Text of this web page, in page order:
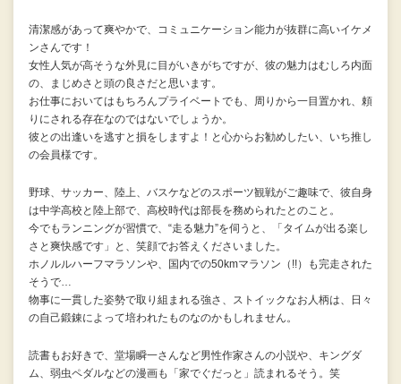
清潔感があって爽やかで、コミュニケーション能力が抜群に高いイケメ
ンさんです！
女性人気が高そうな外見に目がいきがちですが、彼の魅力はむしろ内面
の、まじめさと頭の良さだと思います。
お仕事においてはもちろんプライベートでも、周りから一目置かれ、頼
りにされる存在なのではないでしょうか。
彼との出逢いを逃すと損をしますよ！と心からお勧めしたい、いち推し
の会員様です。
野球、サッカー、陸上、バスケなどのスポーツ観戦がご趣味で、彼自身
は中学高校と陸上部で、高校時代は部長を務められたとのこと。
今でもランニングが習慣で、“走る魅力”を伺うと、「タイムが出る楽し
さと爽快感です」と、笑顔でお答えくださいました。
ホノルルハーフマラソンや、国内での50kmマラソン（!!）も完走された
そうで…
物事に一貫した姿勢で取り組まれる強さ、ストイックなお人柄は、日々
の自己鍛錬によって培われたものなのかもしれません。
読書もお好きで、堂場瞬一さんなど男性作家さんの小説や、キングダ
ム、弱虫ペダルなどの漫画も「家でぐだっと」読まれるそう。笑